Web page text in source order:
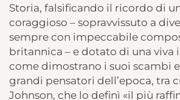
Storia, falsificando il ricordo di
coraggioso – sopravvissuto a
sempre con impeccabile
britannica – e dotato di una viva
come dimostrano i suoi scambi
grandi pensatori dell’epoca, tra
Johnson, che lo definì «il più